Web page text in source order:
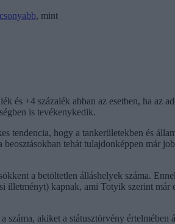
, mint
és +4 százalék abban az esetben, ha az
is tevékenykedik.
tendencia, hogy a tankerületekben és
tehát tulajdonképpen már
a betöltetlen álláshelyek száma.
illetményt) kapnak, ami Totyik szerint
akiket a státusztörvény